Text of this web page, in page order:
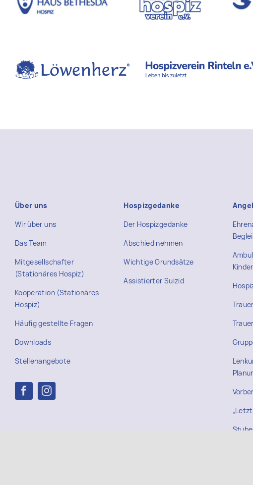
Über uns
Wir über uns
Das Team
Mitgesellschafter
(Stationäres Hospiz)
Kooperation (Stationäres
Hospiz)
Häufig gestellte Fragen
Downloads
Stellenangebote
Hospizgedanke
Der Hospizgedanke
Abschied nehmen
Wichtige Grundsätze
Assistierter Suizid